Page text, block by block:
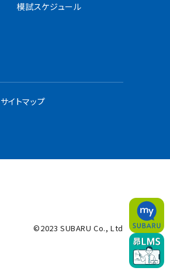
模試スケジュール
サイトマップ
©2023 SUBARU Co., Ltd